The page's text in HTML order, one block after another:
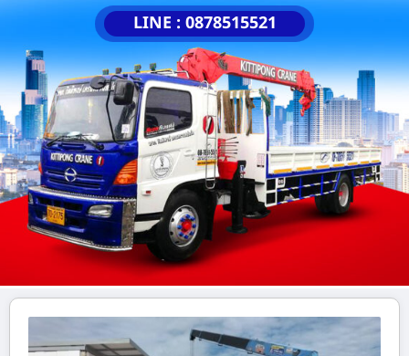
LINE : 0878515521